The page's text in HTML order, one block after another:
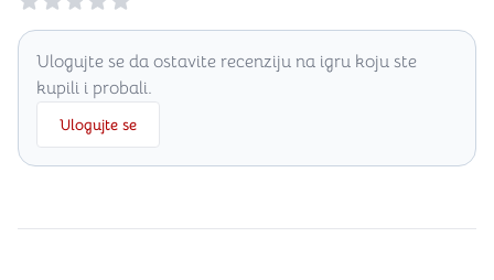
Ulogujte se da ostavite recenziju na igru koju ste
kupili i probali.
Ulogujte se